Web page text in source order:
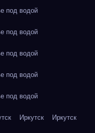
под водой
под водой
под водой
под водой
под водой
Иркутск Иркутск